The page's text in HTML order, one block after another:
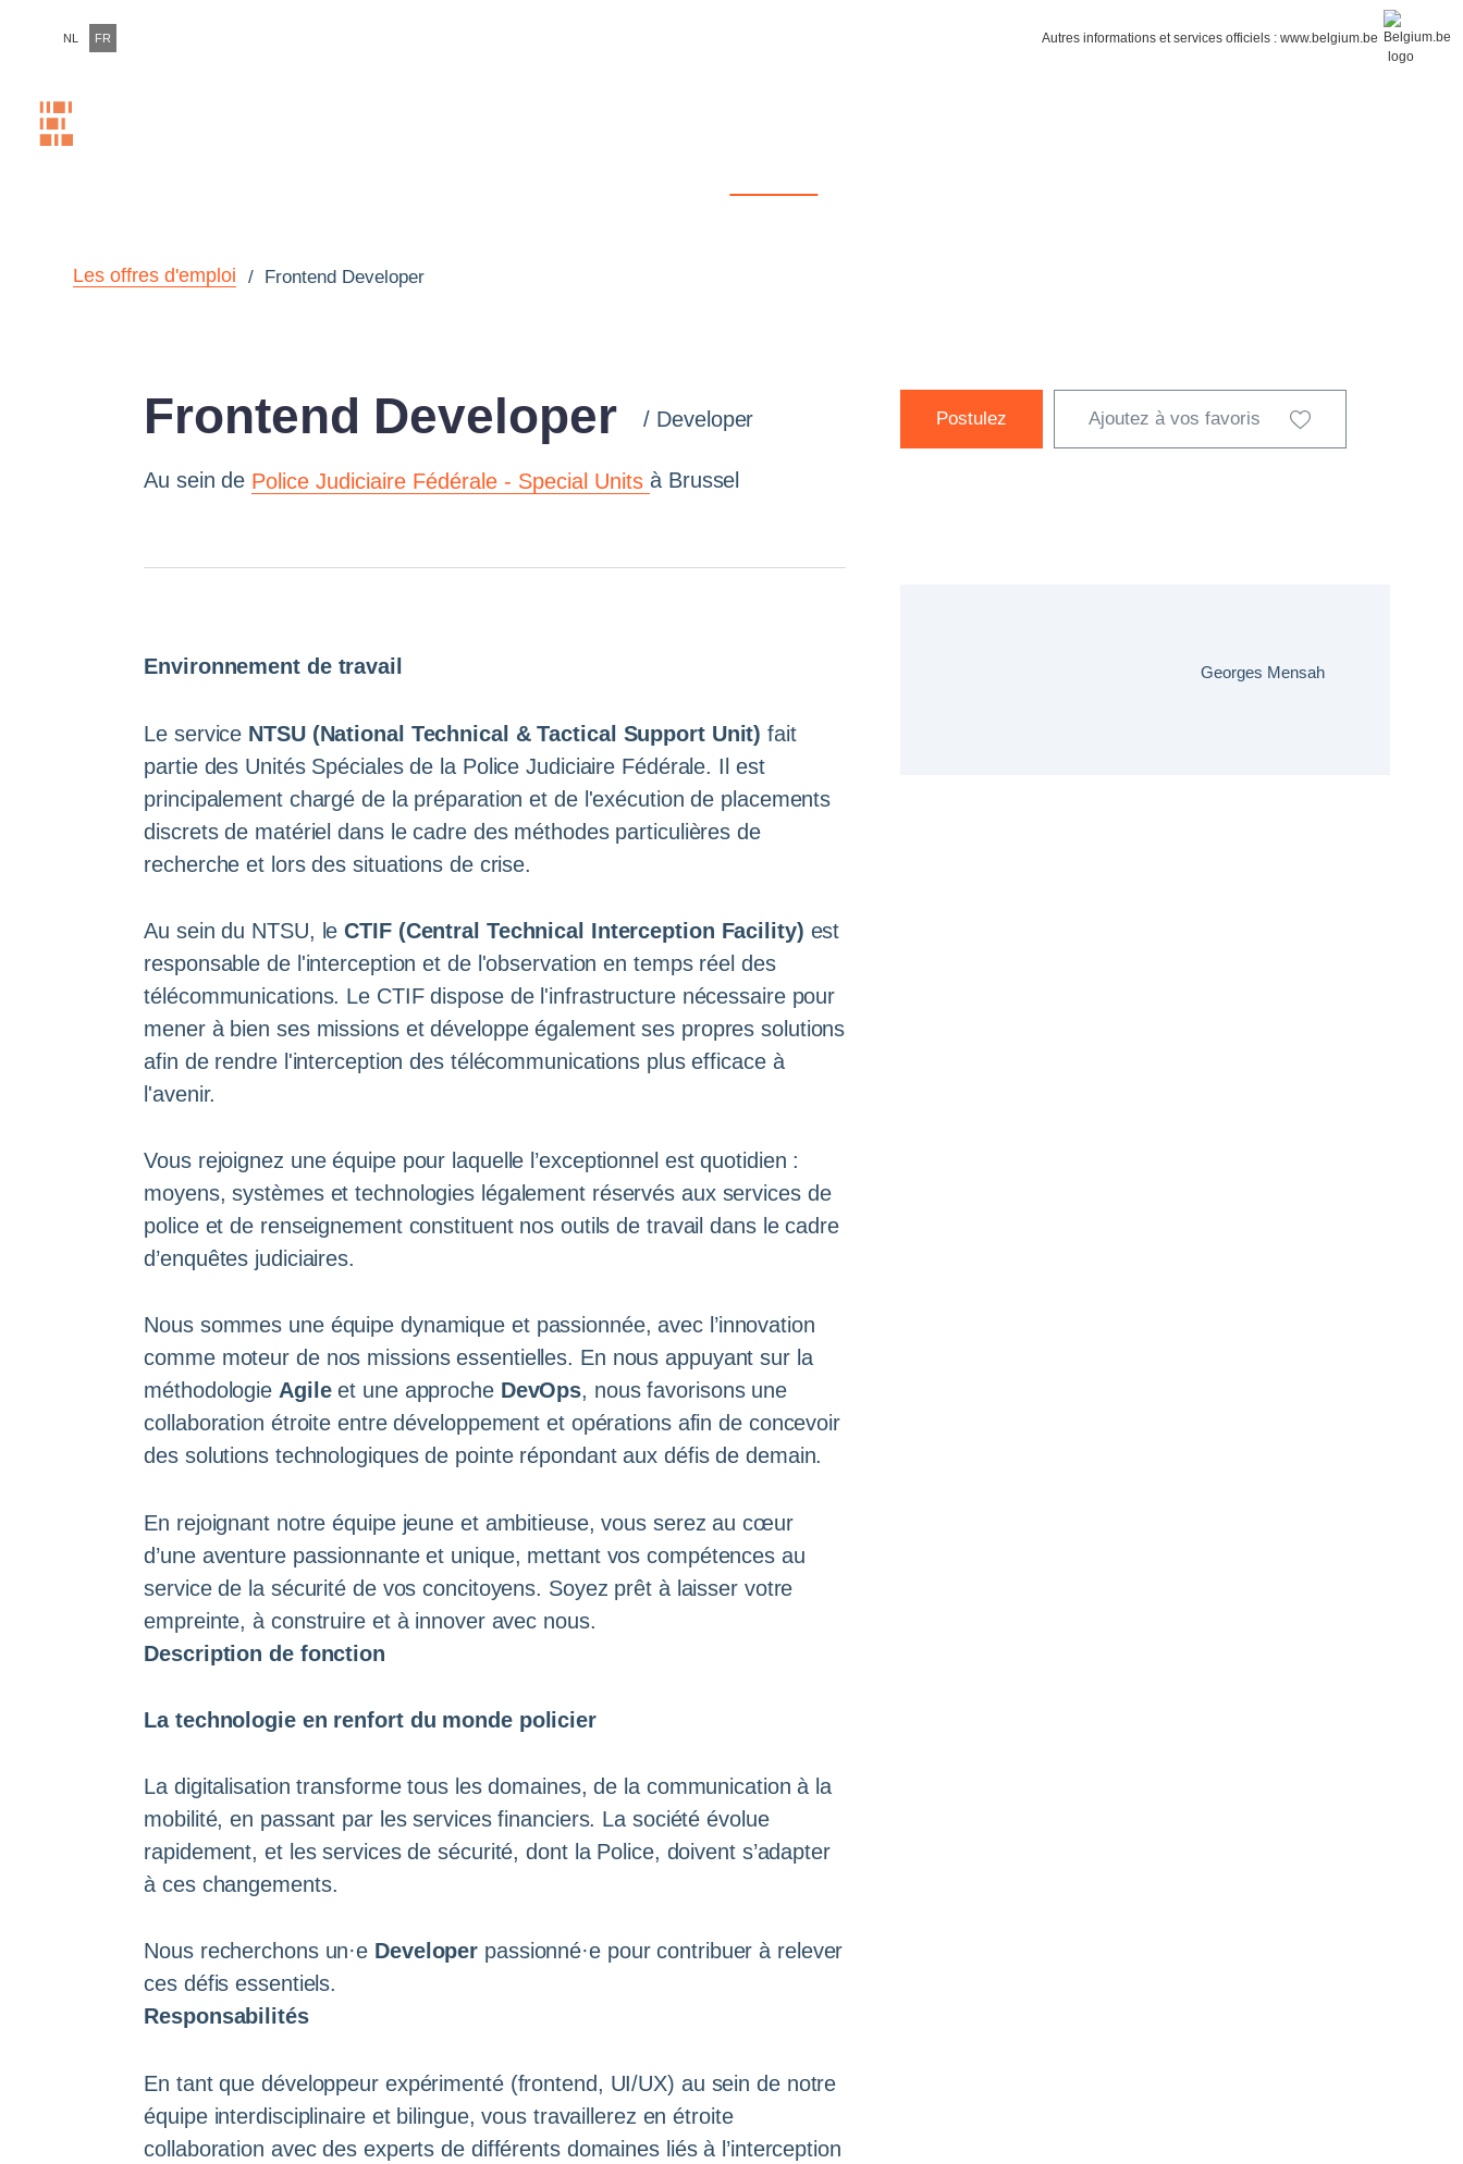
NL FR Autres informations et services officiels : www.belgium.be
Les offres d'emploi / Frontend Developer
Frontend Developer / Developer
Au sein de Police Judiciaire Fédérale - Special Units à Brussel
Environnement de travail
Le service NTSU (National Technical & Tactical Support Unit) fait
partie des Unités Spéciales de la Police Judiciaire Fédérale. Il est
principalement chargé de la préparation et de l'exécution de placements
discrets de matériel dans le cadre des méthodes particulières de
recherche et lors des situations de crise.
Au sein du NTSU, leCTIF (Central Technical Interception Facility) est
responsable de l'interception et de l'observation en temps réel des
télécommunications. Le CTIF dispose de l'infrastructure nécessaire pour
mener à bien ses missions et développe également ses propres solutions
afin de rendre l'interception des télécommunications plus efficace à
l'avenir.
Vous rejoignez une équipe pour laquelle l’exceptionnel est quotidien :
moyens, systèmes et technologies légalement réservés aux services de
police et de renseignement constituent nos outils de travail dans le cadre
d’enquêtes judiciaires.
Nous sommes une équipe dynamique et passionnée, avec l’innovation
comme moteur de nos missions essentielles. En nous appuyant sur la
méthodologie Agileet une approche DevOps, nous favorisons une
collaboration étroite entre développement et opérations afin de concevoir
des solutions technologiques de pointe répondant aux défis de demain.
En rejoignant notre équipe jeune et ambitieuse, vous serez au cœur
d’une aventure passionnante et unique, mettant vos compétences au
service de la sécurité de vos concitoyens. Soyez prêt à laisser votre
empreinte, à construire et à innover avec nous.
Description de fonction
La technologie en renfort du monde policier
La digitalisation transforme tous les domaines, de la communication à la
mobilité, en passant par les services financiers. La société évolue
rapidement, et les services de sécurité, dont la Police, doivent s’adapter
à ces changements.
Nous recherchons un·e Developer passionné·e pour contribuer à relever
ces défis essentiels.
Responsabilités
En tant que développeur expérimenté (frontend, UI/UX) au sein de notre
équipe interdisciplinaire et bilingue, vous travaillerez en étroite
collaboration avec des experts de différents domaines liés à l’interception
Postulez Ajoutez à vos favoris
Georges Mensah